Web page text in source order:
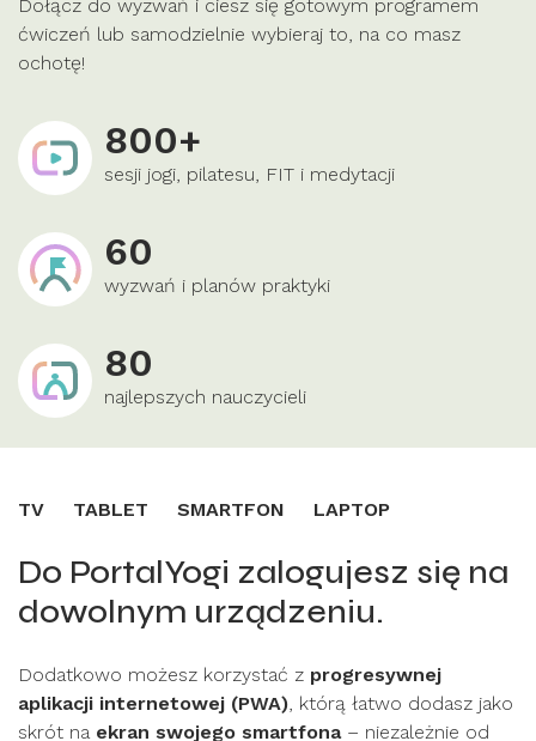
Dołącz do wyzwań i ciesz się gotowym programem
ćwiczeń lub samodzielnie wybieraj to, na co masz
ochotę!
800+
sesji jogi, pilatesu, FIT i medytacji
60
wyzwań i planów praktyki
80
najlepszych nauczycieli
TV TABLET SMARTFON LAPTOP
Do PortalYogi zalogujesz się na
dowolnym urządzeniu.
Dodatkowo możesz korzystać z progresywnej
aplikacji internetowej (PWA), którą łatwo dodasz jako
skrót naekran swojego smartfona– niezależnie od